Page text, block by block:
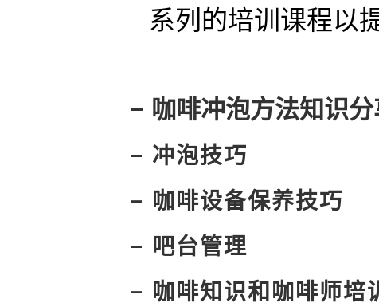
系列的培训课程以
– 咖啡冲泡方法知识
– 冲泡技巧
– 咖啡设备保养技巧
– 吧台管理
– 咖啡知识和咖啡师培